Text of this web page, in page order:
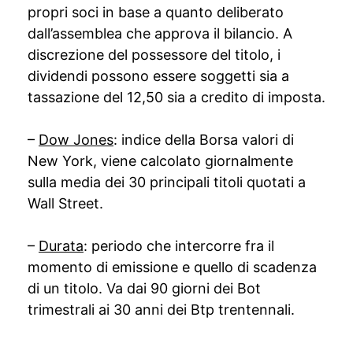
propri soci in base a quanto deliberato
dall’assemblea che approva il bilancio. A
discrezione del possessore del titolo, i
dividendi possono essere soggetti sia a
tassazione del 12,50 sia a credito di imposta.
– Dow Jones: indice della Borsa valori di
New York, viene calcolato giornalmente
sulla media dei 30 principali titoli quotati a
Wall Street.
– Durata: periodo che intercorre fra il
momento di emissione e quello di scadenza
di un titolo. Va dai 90 giorni dei Bot
trimestrali ai 30 anni dei Btp trentennali.